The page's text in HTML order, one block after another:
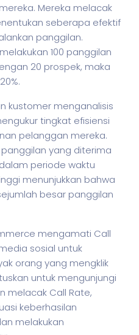
Mereka melacak
seberapa efektif
panggilan.
100 panggilan
20 prospek, maka
kustomer menganalisis
tingkat efisiensi
pelanggan mereka.
yang diterima
periode waktu
menunjukkan bahwa
besar panggilan
mengamati Call
sosial untuk
orang yang mengklik
untuk mengunjungi
melacak Call Rate,
keberhasilan
melakukan